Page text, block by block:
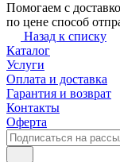
Помогаем с
по цене способ
Назад к списку
Каталог
Услуги
Оплата и доставка
Гарантия и возврат
Контакты
Оферта